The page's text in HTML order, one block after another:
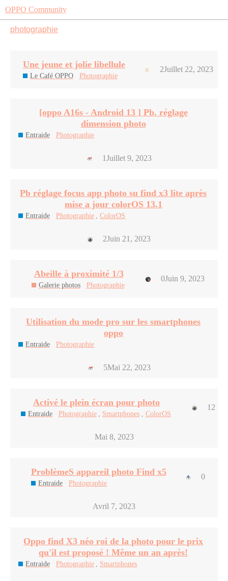
OPPO Community
photographie
Une jeune et jolie libellule
Le Café OPPO Photographie
2Juillet 22, 2023
[oppo A16s - Android 13 ] Pb. réglage
dimension photo
Entraide Photographie
1Juillet 9, 2023
Pb réglage focus app photo su find x3 lite après
mise a jour colorOS 13.1
Entraide Photographie ,ColorOS
2Juin 21, 2023
Abeille à proximité 1/3
Galerie photos Photographie
0Juin 9, 2023
Utilisation du mode pro sur les smartphones
oppo
Entraide Photographie
5Mai 22, 2023
Activé le plein écran pour photo
Entraide Photographie , Smartphones , ColorOS
12
Mai 8, 2023
ProblèmeS appareil photo Find x5
Entraide Photographie
0
Avril 7, 2023
Oppo find X3 néo roi de la photo pour le prix
qu'il est proposé ! Même un an après!
Entraide Photographie , Smartphones